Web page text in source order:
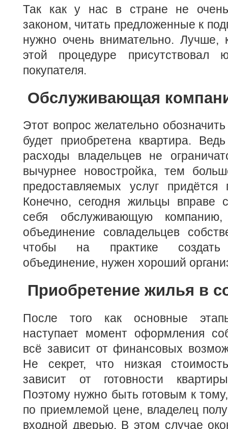
Так как у нас в стране не
законом, читать предложенные к
нужно очень внимательно. Лучше,
этой процедуре присутствовал
покупателя.
Обслуживающая
Этот вопрос желательно
будет приобретена квартира.
расходы владельцев не
вычурнее новостройка, тем
предоставляемых услуг придётся
Конечно, сегодня жильцы вправе
себя обслуживающую
объединение совладельцев
чтобы на практике создать
объединение, нужен хороший
Приобретение жилья в
После того как основные
наступает момент оформления
всё зависит от финансовых
Не секрет, что низкая
зависит от готовности
Поэтому нужно быть готовым к
по приемлемой цене, владелец
входной дверью. В этом случае